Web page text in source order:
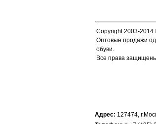
Copyright 2003-2014
Оптовые продажи
обуви.
Все права
Адрес: 127474,